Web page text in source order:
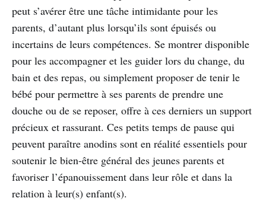
peut s’avérer être une tâche intimidante pour les
parents, d’autant plus lorsqu’ils sont épuisés ou
incertains de leurs compétences. Se montrer disponible
pour les accompagner et les guider lors du change, du
bain et des repas, ou simplement proposer de tenir le
bébé pour permettre à ses parents de prendre une
douche ou de se reposer, offre à ces derniers un support
précieux et rassurant. Ces petits temps de pause qui
peuvent paraître anodins sont en réalité essentiels pour
soutenir le bien-être général des jeunes parents et
favoriser l’épanouissement dans leur rôle et dans la
relation à leur(s) enfant(s).